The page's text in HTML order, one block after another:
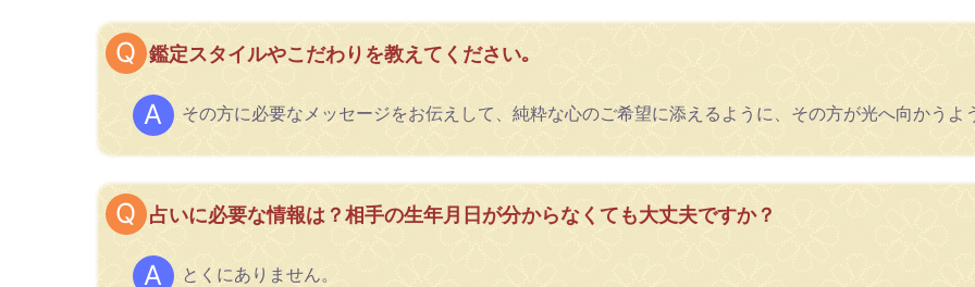
鑑定スタイルやこだわりを教えてください｡
その方に必要なメッセージをお伝えして、純粋な心のご希望に添えるように、その方が光へ向かう
占いに必要な情報は？相手の生年月日が分からなくても大丈夫ですか？
とくにありません。